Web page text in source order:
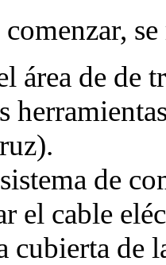
se
área de de
de
el cable
cubierta de